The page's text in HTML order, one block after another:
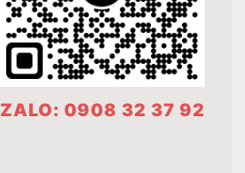
ZALO: 0908 32 37 92